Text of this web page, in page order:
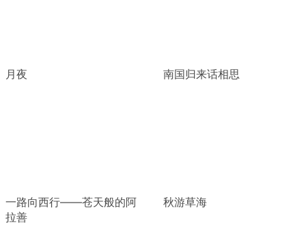
月夜 南国归来话相思
一路向西行——苍天般的阿
拉善
秋游草海